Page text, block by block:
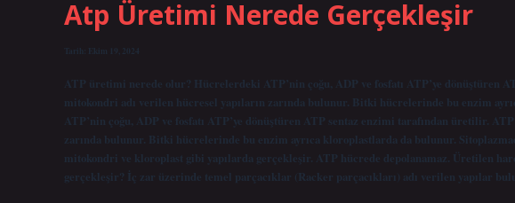
Atp Üretimi Nerede Gerçekleşir
Tarih: Ekim 19, 2024
ATP üretimi nerede olur? Hücrelerdeki ATP’nin çoğu, ADP ve fosfatı ATP’ye dönüştüren
mitokondri adı verilen hücresel yapıların zarında bulunur. Bitki hücrelerinde bu enzim
ATP’nin çoğu, ADP ve fosfatı ATP’ye dönüştüren ATP sentaz enzimi tarafından üretilir.
zarında bulunur. Bitki hücrelerinde bu enzim ayrıca kloroplastlarda da bulunur.
mitokondri ve kloroplast gibi yapılarda gerçekleşir. ATP hücrede depolanamaz. Üretilen
gerçekleşir? İç zar üzerinde temel parçacıklar (Racker parçacıkları) adı verilen yapılar